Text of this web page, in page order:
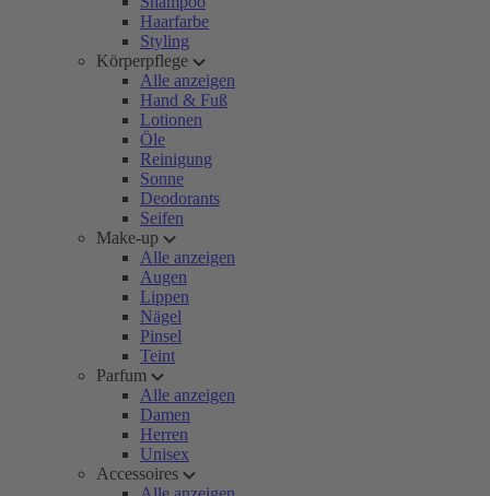
Haarfarbe
Styling
Körperpflege
Alle anzeigen
Hand & Fuß
Lotionen
Öle
Reinigung
Sonne
Deodorants
Seifen
Make-up
Alle anzeigen
Augen
Lippen
Nägel
Pinsel
Teint
Parfum
Alle anzeigen
Damen
Herren
Unisex
Accessoires